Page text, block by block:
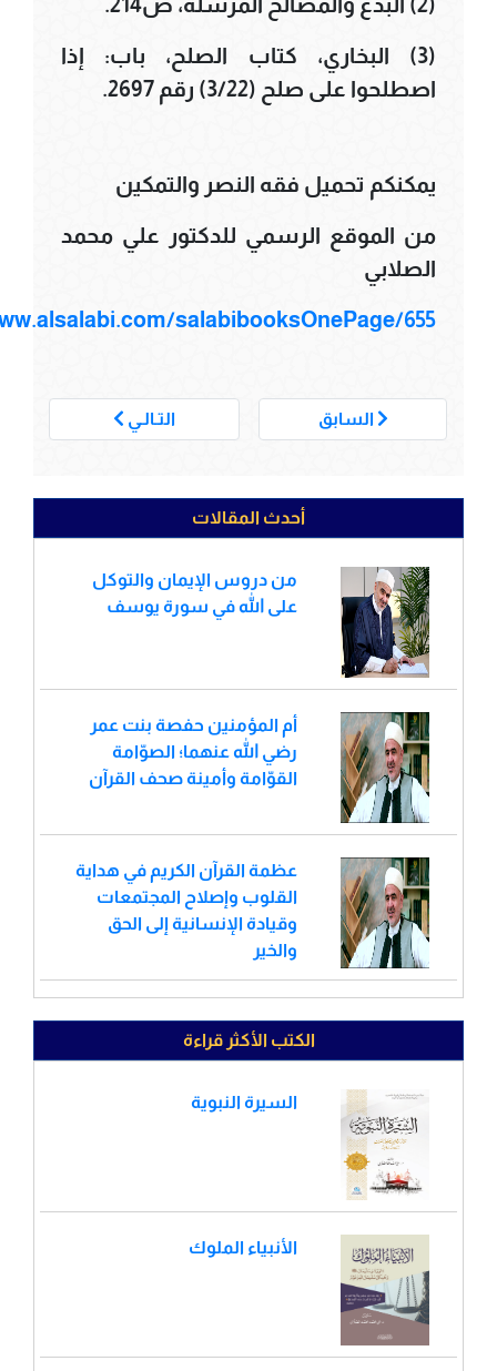
(3) البخاري، كتاب الصلح، باب: إذا
اصطلحوا على صلح (3/22) رقم 2697.
يمكنكم تحميل فقه النصر والتمكين
من الموقع الرسمي للدكتور علي محمد
الصلابي
salabibooksOnePage/655
السابق التـالـي
أحدث المقالات
من دروس الإيمان والتوكل
على الله في سورة يوسف
أم المؤمنين حفصة بنت عمر
رضي الله عنهما؛ الصوّامة
القوّامة وأمينة صحف القرآن
عظمة القرآن الكريم في هداية
القلوب وإصلاح المجتمعات
وقيادة الإنسانية إلى الحق
والخير
الكتب الأكثر قراءة
السيرة النبوية
الأنبياء الملوك